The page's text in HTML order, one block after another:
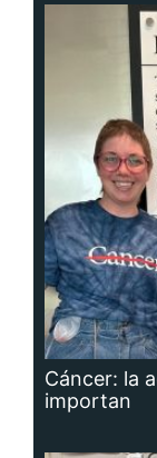
Cáncer: la
importan